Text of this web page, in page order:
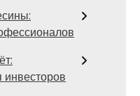
инвесторов